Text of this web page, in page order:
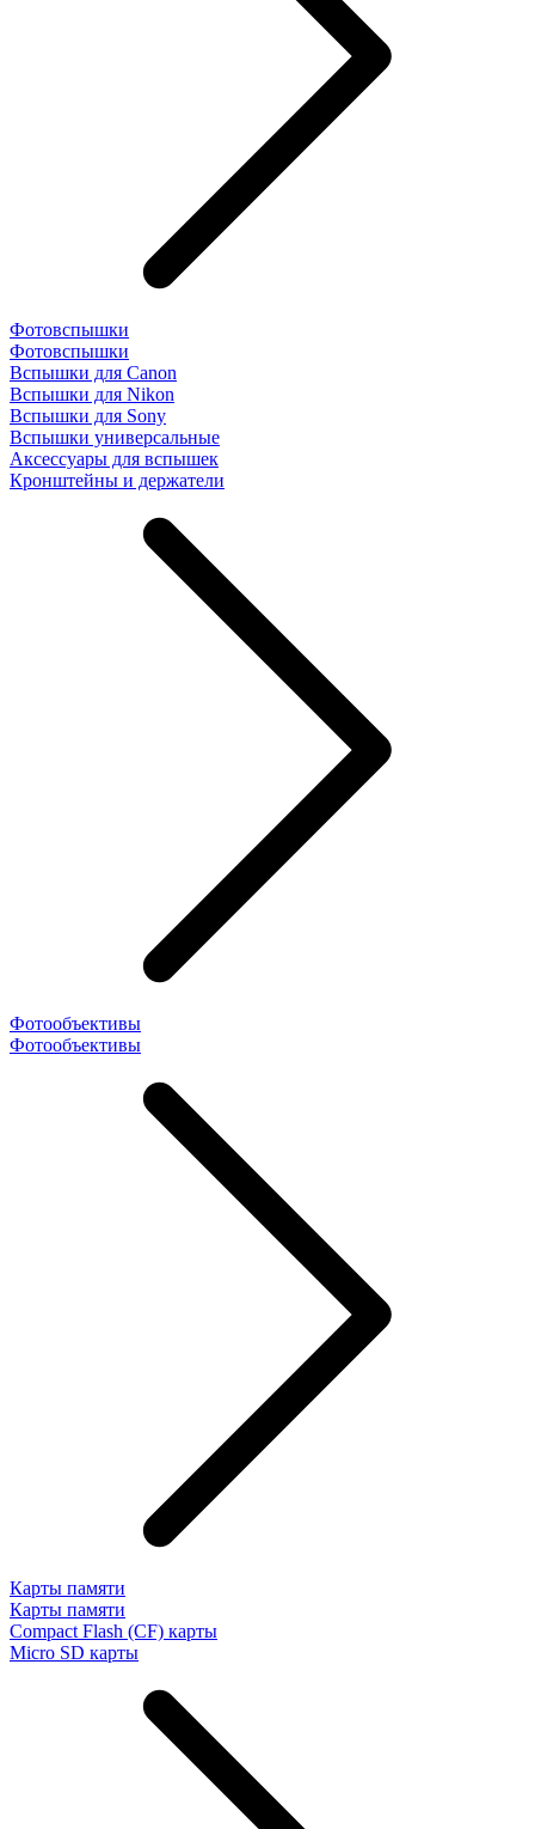
Фотовспышки
Фотовспышки
Вспышки для Canon
Вспышки для Nikon
Вспышки для Sony
Вспышки универсальные
Аксесcуары для вспышек
Кронштейны и держатели
Фотообъективы
Фотообъективы
Карты памяти
Карты памяти
Compact Flash (CF) карты
Micro SD карты